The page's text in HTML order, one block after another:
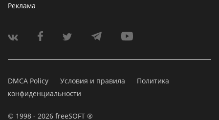
Реклама
DMCA Policy Условия и правила
Политика
конфиденциальности
© 1998 - 2026 freeSOFT ®